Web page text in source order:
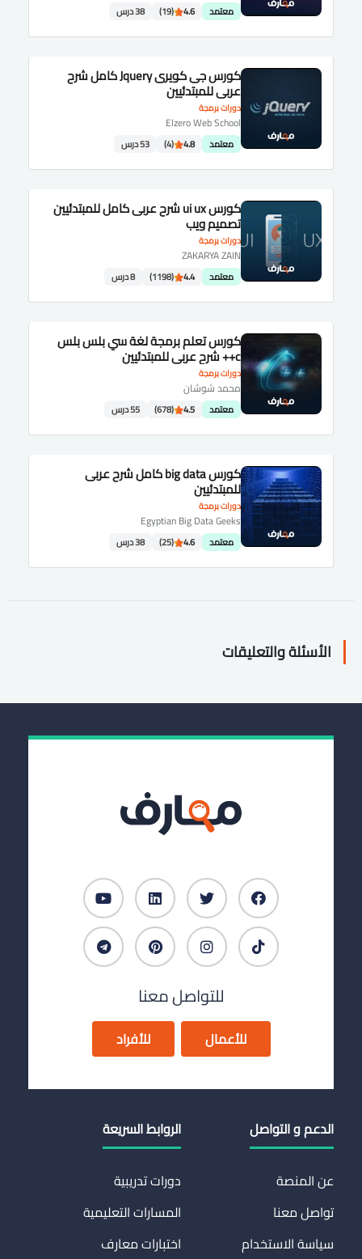
معتمد 4.6
(19) 38 درس
دورات برمجة
كورس جى كويرى Jquery كامل شرح
عربى للمبتدئيين
Elzero Web School
معتمد 4.8
(4) 53 درس
دورات برمجة
كورس ui ux شرح عربى كامل للمبتدئيين
تصميم ويب
ZAKARYA ZAIN
معتمد 4.4
(1198) 8 درس
دورات برمجة
كورس تعلم برمجة لغة سي بلس بلس
c++ شرح عربى للمبتدئيين
محمد شوشان
معتمد 4.5
(678) 55 درس
دورات برمجة
كورس big data كامل شرح عربى
للمبتدئيين
Egyptian Big Data Geeks
معتمد 4.6
(25) 38 درس
الأسئلة والتعليقات
للتواصل معنا
للأعمال للأفراد
الدعم و التواصل
عن المنصة
تواصل معنا
سياسة الاستخدام
الروابط السريعة
دورات تدريبية
المسارات التعليمية
اختبارات معارف